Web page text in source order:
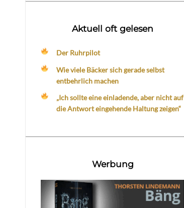
Aktuell oft gelesen
Der Ruhrpilot
Wie viele Bäcker sich gerade selbst
entbehrlich machen
„Ich sollte eine einladende, aber nicht auf
die Antwort eingehende Haltung zeigen“
Werbung